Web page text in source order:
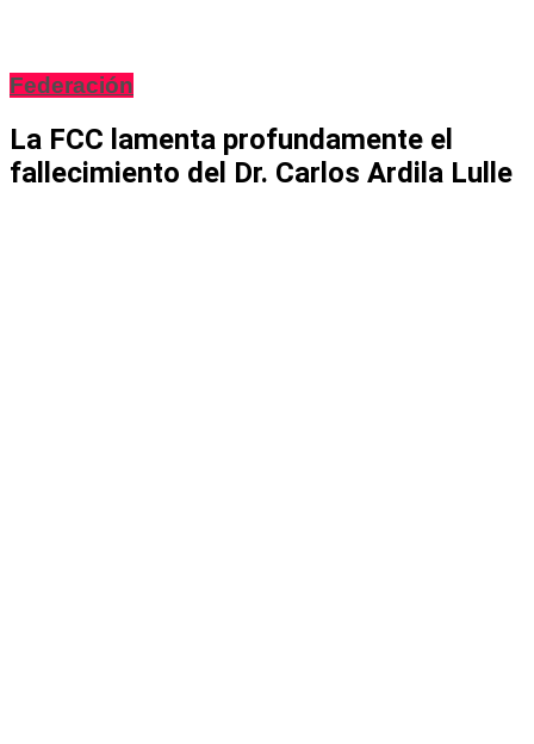
Federación
La FCC lamenta profundamente el
fallecimiento del Dr. Carlos Ardila Lulle